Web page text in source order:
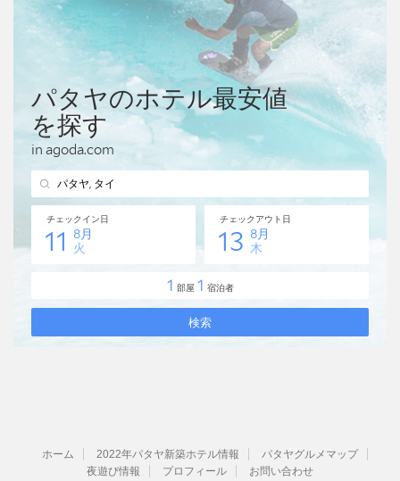
ホーム 2022年パタヤ新築ホテル情報
パタヤグルメマップ
夜遊び情報
プロフィール お問い合わせ